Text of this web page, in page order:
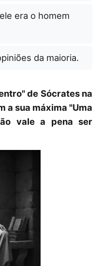
era o homem
da maioria.
de Sócrates na
a sua máxima "Uma
vale a pena ser